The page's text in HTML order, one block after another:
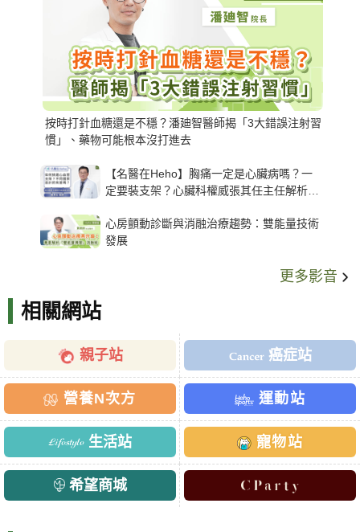
按時打針血糖還是不穩？潘廸智醫師揭「3大錯誤注射習
慣」、藥物可能根本沒打進去
【名醫在Heho】胸痛一定是心臟病嗎？一
定要裝支架？心臟科權威張其任主任解析支
心房顫動診斷與消融治療趨勢：雙能量技術
發展
更多影音
相關網站
親子站 癌症站
營養N次方 運動站
生活站 寵物站
希望商城